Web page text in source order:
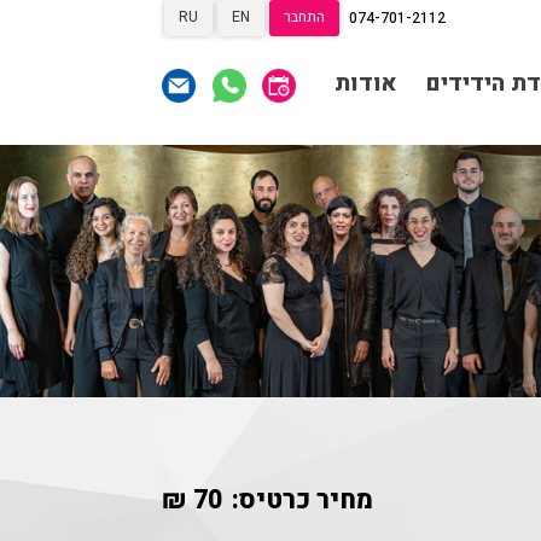
הצטרפות לאגודת הידידים
אגודת הידידים
רכישת מנוייםשידור ישיר
VODצור קשראודות
מאחורי הקולות
הקסם מאחורי הקולות
התחבר EN
RU
פוגש ארנב
תרומות תרומות
הצטרפות לאגודת הידידים
אגודת הידידים
רכישת מנוייםשידור ישיר
074-701-2112
הידידים אודות
מחיר כרטיס: 70 ₪